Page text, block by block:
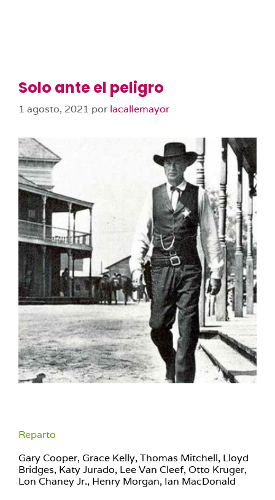
Solo ante el peligro
1 agosto, 2021 por lacallemayor
Reparto
Gary Cooper, Grace Kelly, Thomas Mitchell, Lloyd
Bridges, Katy Jurado, Lee Van Cleef, Otto Kruger,
Lon Chaney Jr., Henry Morgan, Ian MacDonald